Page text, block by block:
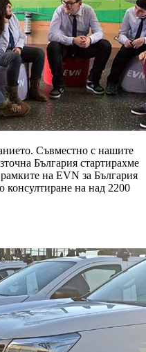
Съвместно с нашите
България стартирахме
на EVN за България
консултиране на над 2200